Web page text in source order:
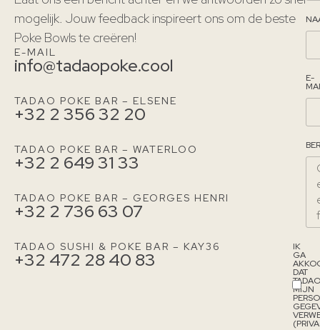
mogelijk. Jouw feedback inspireert ons om de beste
Poke Bowls te creëren!
E-MAIL
info@tadaopoke.cool
TADAO POKE BAR – ELSENE
+32 2 356 32 20
TADAO POKE BAR – WATERLOO
+32 2 649 31 33
TADAO POKE BAR – GEORGES HENRI
+32 2 736 63 07
TADAO SUSHI & POKE BAR – KAY36
+32 472 28 40 83
E-
IK
GA
DAT
TADAO
MIJN